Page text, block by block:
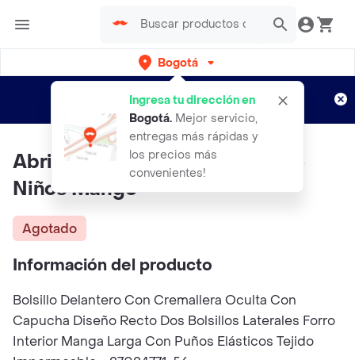
Bogotá
Ingresa tu dirección en
Bogotá. Mejor servicio,
entregas más rápidas y
los precios más
convenientes!
envíos gratis por semanas
Aplican TyC
Abrigo Parka Juan Navy Talla 13
Niños Mango
Agotado
Información del producto
Bolsillo Delantero Con Cremallera Oculta Con
Capucha Diseño Recto Dos Bolsillos Laterales Forro
Interior Manga Larga Con Puños Elásticos Tejido